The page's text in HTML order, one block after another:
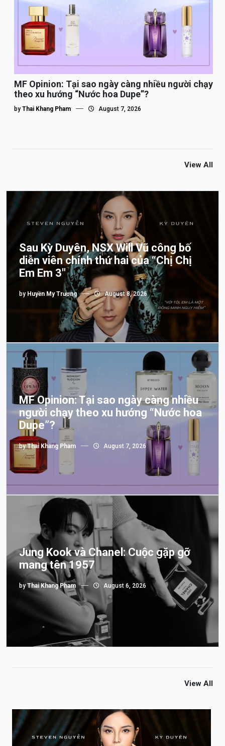
MF Opinion: Tại sao ngày càng nhiều người chạy
theo xu hướng “Nước hoa Dupe”?
by Thai Khang Pham August 7, 2026
View All
Sau Kỳ Duyên, NSX Will Vũ công bố
diễn viên chính thứ hai của “Chị Chị
Em Em 3″
by Huyền My Trương August 8, 2026
MF Opinion: Tại sao ngày càng nhiều
người chạy theo xu hướng “Nước hoa
Dupe”?
byThai Khang Pham August 7, 2026
Jung Kook và Chanel: Cuộc gặp gỡ
mang tên 1957
byThai Khang Pham August 6, 2026
View All